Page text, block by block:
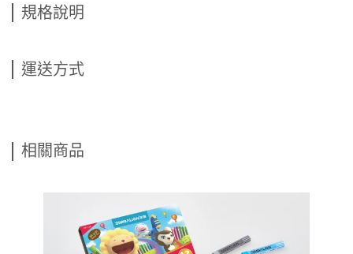
規格說明
運送方式
相關商品